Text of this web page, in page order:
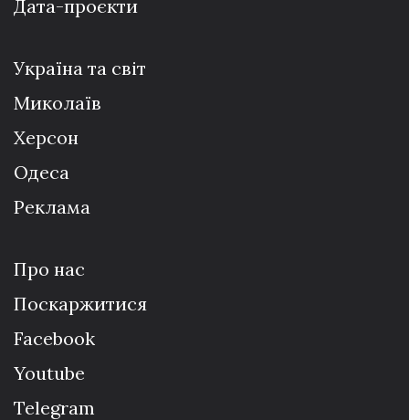
Дата-проєкти
Україна та світ
Миколаїв
Херсон
Одеса
Реклама
Про нас
Поскаржитися
Facebook
Youtube
Telegram